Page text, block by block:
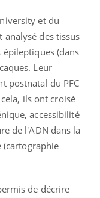
et du
analysé des tissus
épileptiques (dans
Leur
postnatal du PFC
ils ont croisé
accessibilité
de l'ADN dans la
de décrire